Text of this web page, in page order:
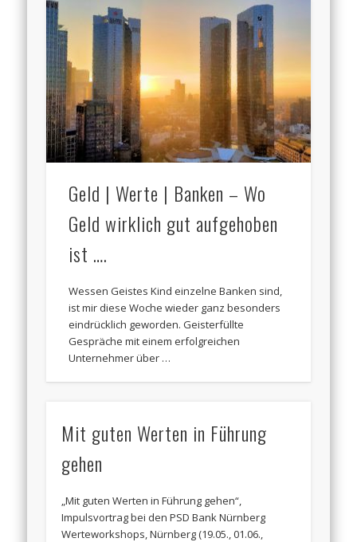
Geld | Werte | Banken – Wo
Geld wirklich gut aufgehoben
ist ….
Wessen Geistes Kind einzelne Banken sind,
ist mir diese Woche wieder ganz besonders
eindrücklich geworden. Geisterfüllte
Gespräche mit einem erfolgreichen
Unternehmer über …
Mit guten Werten in Führung
gehen
„Mit guten Werten in Führung gehen“,
Impulsvortrag bei den PSD Bank Nürnberg
Werteworkshops, Nürnberg (19.05., 01.06.,